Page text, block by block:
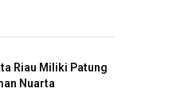
Riau Miliki Patung
Nuarta